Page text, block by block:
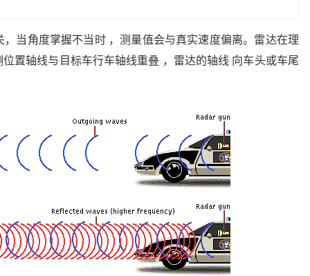
当角度掌握不当时 ，测量值会与真实速度偏离。雷达在理
置轴线与目标车行车轴线重叠 ，雷达的轴线 向车头或车尾